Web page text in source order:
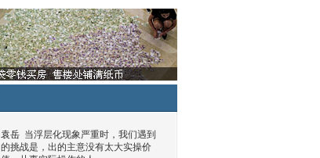
袁岳 当浮层化现象严重时，我们遇到
的挑战是，出的主意没有太大实操价